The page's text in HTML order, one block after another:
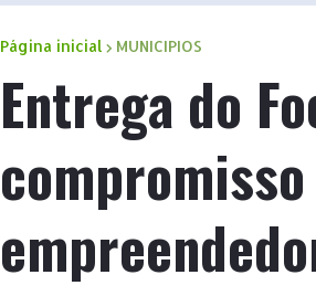
Página inicial MUNICIPIOS
Entrega do